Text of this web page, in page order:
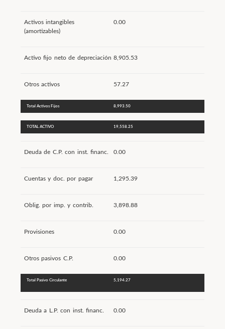
Activos intangibles
(amortizables)
0.00
Activo fijo neto de depreciación 8,905.53
Otros activos 57.27
Total Activos Fijos 8,993.50
TOTAL ACTIVO 19,558.25
Deuda de C.P. con inst. financ. 0.00
Cuentas y doc. por pagar 1,295.39
Oblig. por imp. y contrib. 3,898.88
Provisiones 0.00
Otros pasivos C.P. 0.00
Total Pasivo Circulante 5,194.27
Deuda a L.P. con inst. financ. 0.00